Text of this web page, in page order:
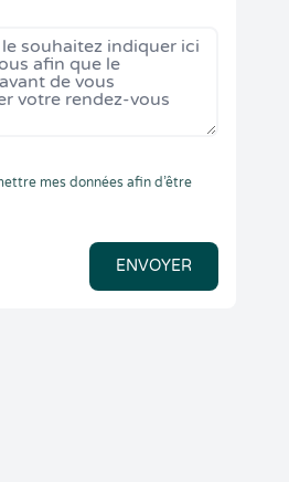
mes données afin d’être
ENVOYER